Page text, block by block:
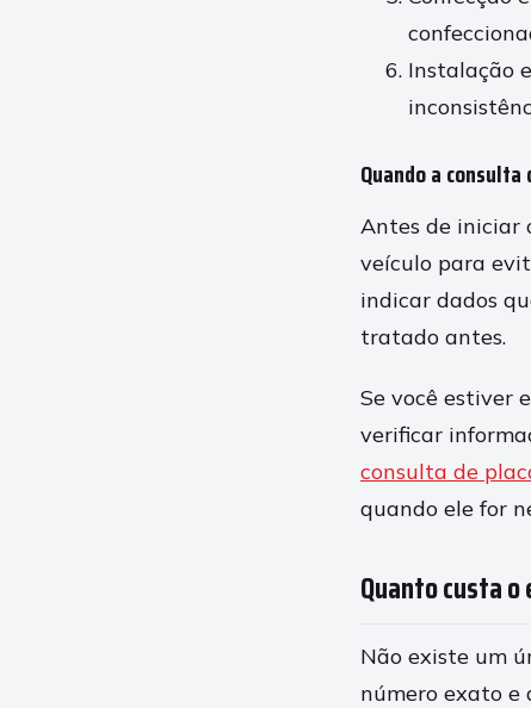
Instalação
Quando a
Antes de iniciar
veículo para
indicar dados
tratado antes.
Se você estiver
verificar
consulta de
quando ele for
Quanto custa
Não existe um
número exato e